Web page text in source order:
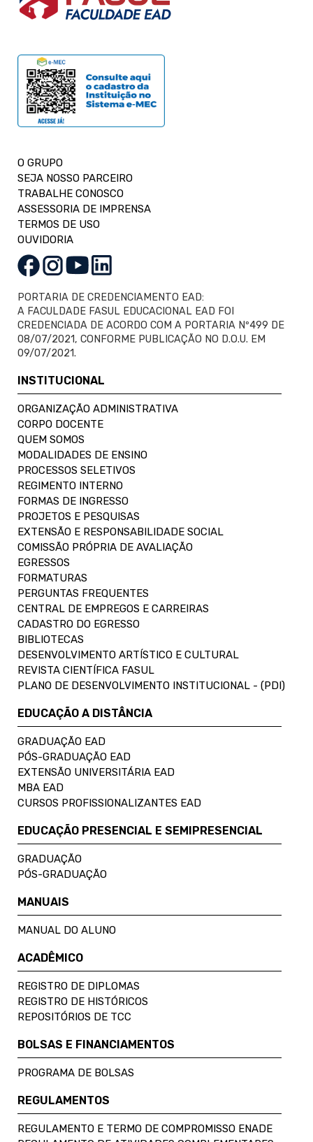
O GRUPO
SEJA NOSSO PARCEIRO
TRABALHE CONOSCO
ASSESSORIA DE IMPRENSA
TERMOS DE USO
OUVIDORIA
PORTARIA DE CREDENCIAMENTO EAD:
A FACULDADE FASUL EDUCACIONAL EAD FOI
CREDENCIADA DE ACORDO COM A PORTARIA Nº499 DE
08/07/2021, CONFORME PUBLICAÇÃO NO D.O.U. EM
09/07/2021.
INSTITUCIONAL
ORGANIZAÇÃO ADMINISTRATIVA
CORPO DOCENTE
QUEM SOMOS
MODALIDADES DE ENSINO
PROCESSOS SELETIVOS
REGIMENTO INTERNO
FORMAS DE INGRESSO
PROJETOS E PESQUISAS
EXTENSÃO E RESPONSABILIDADE SOCIAL
COMISSÃO PRÓPRIA DE AVALIAÇÃO
EGRESSOS
FORMATURAS
PERGUNTAS FREQUENTES
CENTRAL DE EMPREGOS E CARREIRAS
CADASTRO DO EGRESSO
BIBLIOTECAS
DESENVOLVIMENTO ARTÍSTICO E CULTURAL
REVISTA CIENTÍFICA FASUL
PLANO DE DESENVOLVIMENTO INSTITUCIONAL - (PDI)
EDUCAÇÃO A DISTÂNCIA
GRADUAÇÃO EAD
PÓS-GRADUAÇÃO EAD
EXTENSÃO UNIVERSITÁRIA EAD
MBA EAD
CURSOS PROFISSIONALIZANTES EAD
EDUCAÇÃO PRESENCIAL E SEMIPRESENCIAL
GRADUAÇÃO
PÓS-GRADUAÇÃO
MANUAIS
MANUAL DO ALUNO
ACADÊMICO
REGISTRO DE DIPLOMAS
REGISTRO DE HISTÓRICOS
REPOSITÓRIOS DE TCC
BOLSAS E FINANCIAMENTOS
PROGRAMA DE BOLSAS
REGULAMENTOS
REGULAMENTO E TERMO DE COMPROMISSO ENADE